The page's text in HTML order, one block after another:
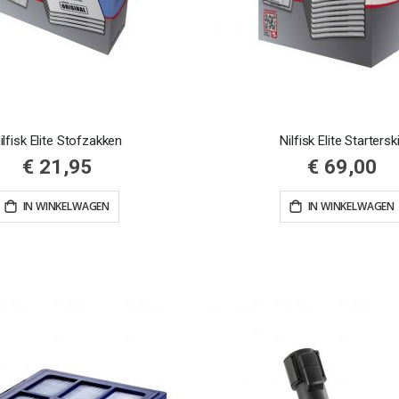
Elite Stofzakken
€ 21,95
IN WINKELWAGEN
Nilfisk Elite
€ 69,00
IN WINKELWAGEN